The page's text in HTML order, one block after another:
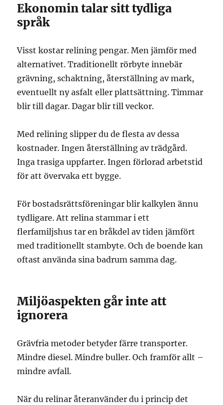
Ekonomin talar sitt tydliga
språk
Visst kostar relining pengar. Men jämför med
alternativet. Traditionellt rörbyte innebär
grävning, schaktning, återställning av mark,
eventuellt ny asfalt eller plattsättning. Timmar
blir till dagar. Dagar blir till veckor.
Med relining slipper du de flesta av dessa
kostnader. Ingen återställning av trädgård.
Inga trasiga uppfarter. Ingen förlorad arbetstid
för att övervaka ett bygge.
För bostadsrättsföreningar blir kalkylen ännu
tydligare. Att relina stammar i ett
flerfamiljshus tar en bråkdel av tiden jämfört
med traditionellt stambyte. Och de boende kan
oftast använda sina badrum samma dag.
Miljöaspekten går inte att
ignorera
Grävfria metoder betyder färre transporter.
Mindre diesel. Mindre buller. Och framför allt –
mindre avfall.
När du relinar återanvänder du i princip det